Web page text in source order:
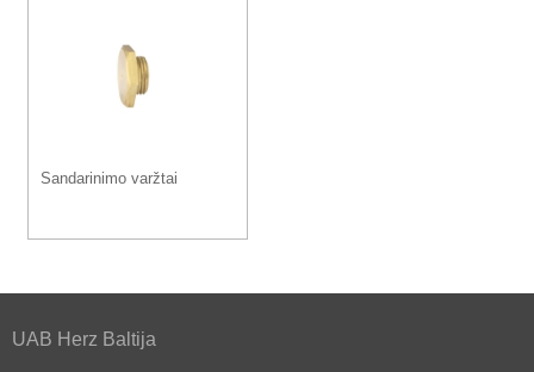
Sandarinimo varžtai
UAB Herz Baltija